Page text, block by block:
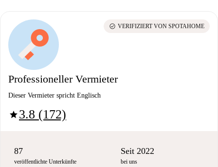
Professioneller Vermieter
Dieser Vermieter spricht Englisch
star3.8 (172)
check_circle VERIFIZIERT VON SPOTAHOME
87
veröffentlichte Unterkünfte
Seit 2022
bei uns